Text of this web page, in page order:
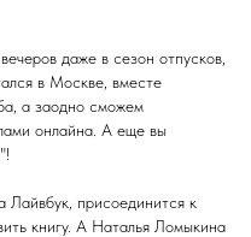
даже в сезон отпусков,
в Москве, вместе
а заодно сможем
онлайна. А еще вы
Лайвбук, присоединится к
книгу. А Наталья Ломыкина